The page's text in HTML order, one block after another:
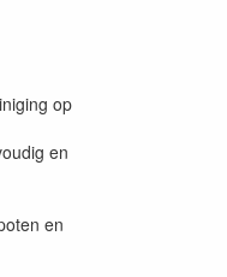
op
en
en